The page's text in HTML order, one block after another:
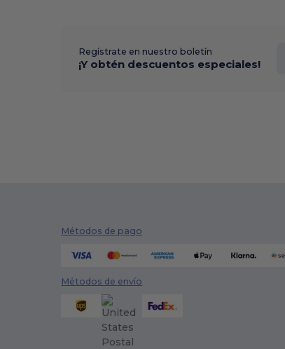
Regístrate en nuestro boletín
¡Y obtén descuentos especiales!
Métodos de pago
Métodos de envío